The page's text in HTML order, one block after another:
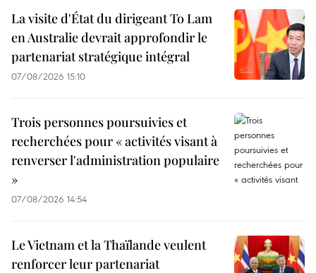
La visite d'État du dirigeant To Lam
en Australie devrait approfondir le
partenariat stratégique intégral
07/08/2026 15:10
Trois personnes poursuivies et
recherchées pour « activités visant à
renverser l'administration populaire
»
07/08/2026 14:54
Le Vietnam et la Thaïlande veulent
renforcer leur partenariat